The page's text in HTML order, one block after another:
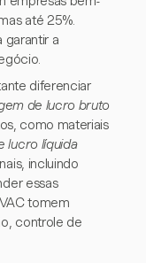
até 25%.
garantir a
diferenciar
de lucro bruto
como materiais
lucro líquida
incluindo
essas
tomem
controle de